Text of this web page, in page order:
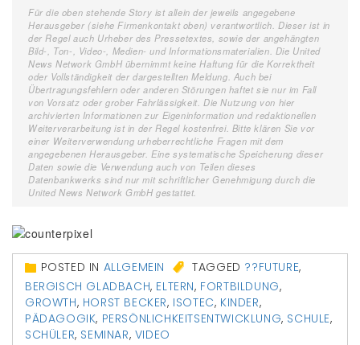
Für die oben stehende Story ist allein der jeweils angegebene
Herausgeber (siehe Firmenkontakt oben) verantwortlich. Dieser ist in
der Regel auch Urheber des Pressetextes, sowie der angehängten
Bild-, Ton-, Video-, Medien- und Informationsmaterialien. Die United
News Network GmbH übernimmt keine Haftung für die Korrektheit
oder Vollständigkeit der dargestellten Meldung. Auch bei
Übertragungsfehlern oder anderen Störungen haftet sie nur im Fall
von Vorsatz oder grober Fahrlässigkeit. Die Nutzung von hier
archivierten Informationen zur Eigeninformation und redaktionellen
Weiterverarbeitung ist in der Regel kostenfrei. Bitte klären Sie vor
einer Weiterverwendung urheberrechtliche Fragen mit dem
angegebenen Herausgeber. Eine systematische Speicherung dieser
Daten sowie die Verwendung auch von Teilen dieses
Datenbankwerks sind nur mit schriftlicher Genehmigung durch die
United News Network GmbH gestattet.
POSTED IN ALLGEMEIN TAGGED ??FUTURE,
BERGISCH GLADBACH, ELTERN, FORTBILDUNG,
GROWTH, HORST BECKER, ISOTEC, KINDER,
PÄDAGOGIK, PERSÖNLICHKEITSENTWICKLUNG, SCHULE,
SCHÜLER, SEMINAR, VIDEO